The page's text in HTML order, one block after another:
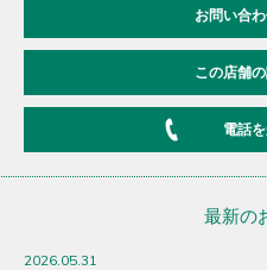
お問い合
この店舗
電話
最新の
2026.05.31